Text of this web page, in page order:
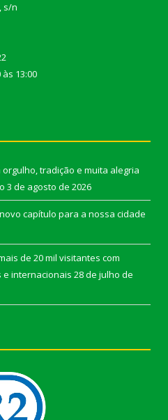
s/n
13:00
tradição e muita alegria
3 de agosto de 2026
capítulo para a nossa cidade
de 20 mil visitantes com
e internacionais 28 de julho de